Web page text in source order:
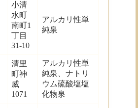
小清
水町
南町1
丁目
31-10
アルカリ性単
純泉
清里
町神
威
1071
アルカリ性単
純泉、ナトリ
ウム硫酸塩塩
化物泉